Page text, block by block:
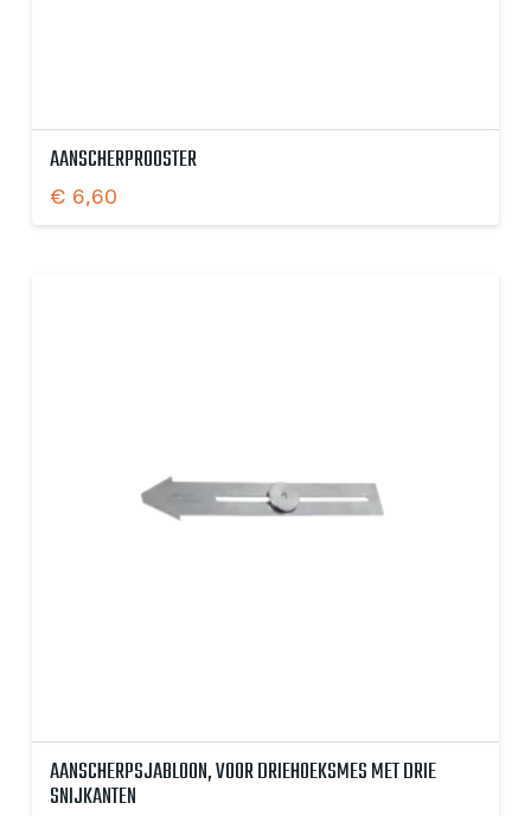
AANSCHERPROOSTER
€ 6,60
AANSCHERPSJABLOON, VOOR DRIEHOEKSMES MET DRIE
SNIJKANTEN